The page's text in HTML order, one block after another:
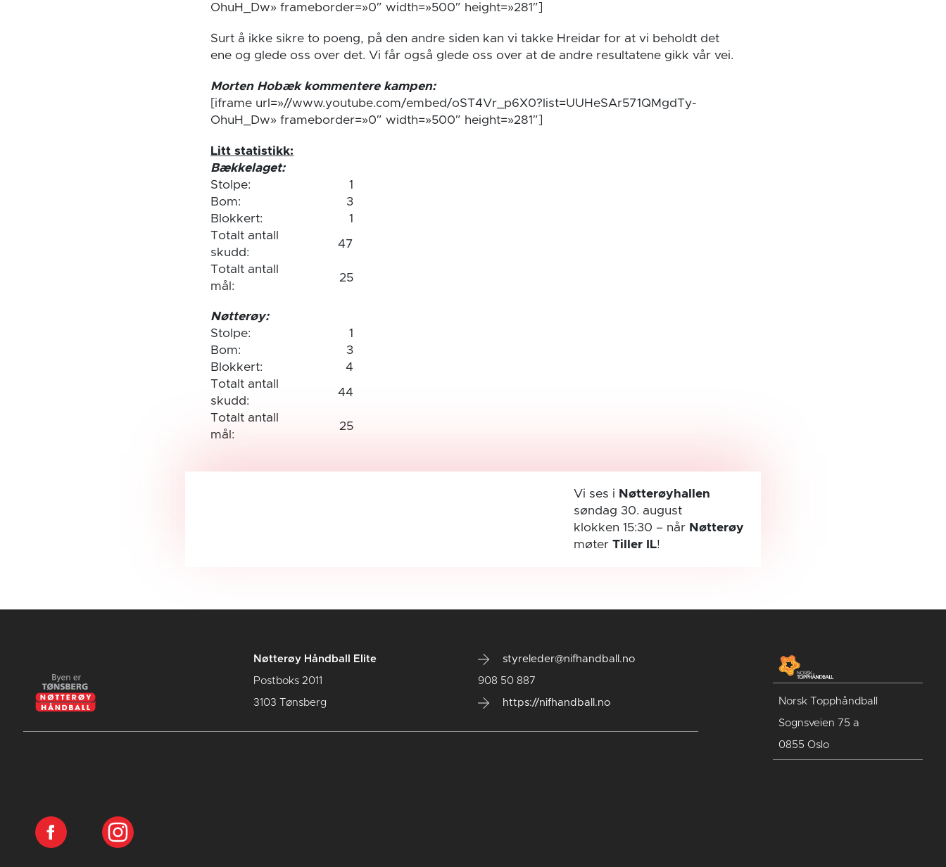
OhuH_Dw» frameborder=»0″ width=»500″ height=»281″]
Surt å ikke sikre to poeng, på den andre siden kan vi takke Hreidar for at vi beholdt det
ene og glede oss over det. Vi får også glede oss over at de andre resultatene gikk vår vei.
Morten Hobæk kommentere kampen:
[iframe url=»//www.youtube.com/embed/oST4Vr_p6X0?list=UUHeSAr571QMgdTy-
OhuH_Dw» frameborder=»0″ width=»500″ height=»281″]
Litt statistikk:
Bækkelaget:
Stolpe:
1
Bom:
3
Blokkert:
1
Totalt antall
skudd:
47
Totalt antall
mål:
25
Nøtterøy:
Stolpe:
1
Bom:
3
Blokkert:
4
Totalt antall
skudd:
44
Totalt antall
mål:
25
Vi ses i Nøtterøyhallen
søndag 30. august
klokken 15:30 – når Nøtterøy
møterTiller IL!
Nøtterøy Håndball Elite
Postboks 2011
3103 Tønsberg
styreleder@nifhandball.no
908 50 887
https://nifhandball.no Norsk Topphåndball
Sognsveien 75 a
0855 Oslo